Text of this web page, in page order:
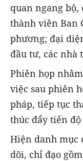
quan ngang bộ,
thành viên Ban
phương; đại
đầu tư, các nhà
Phiên họp
việc sau phiên
pháp, tiếp tục
thúc đẩy tiến
Hiện danh mục
dõi, chỉ đạo